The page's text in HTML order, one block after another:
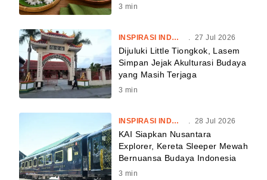
3 min
INSPIRASI INDONESIA . 27 Jul 2026
Dijuluki Little Tiongkok, Lasem
Simpan Jejak Akulturasi Budaya
yang Masih Terjaga
3 min
INSPIRASI INDONESIA . 28 Jul 2026
KAI Siapkan Nusantara
Explorer, Kereta Sleeper Mewah
Bernuansa Budaya Indonesia
3 min